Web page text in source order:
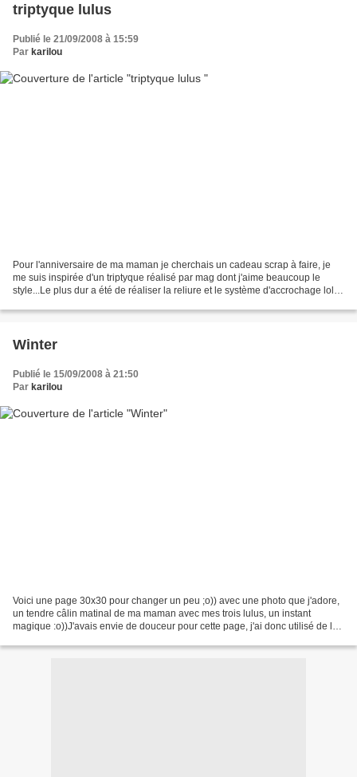
triptyque lulus
Publié le 21/09/2008 à 15:59
Par karilou
Pour l'anniversaire de ma maman je cherchais un cadeau scrap à faire, je
me suis inspirée d'un triptyque réalisé par mag dont j'aime beaucoup le
style...Le plus dur a été de réaliser la reliure et le système d'accrochage lol !
Winter
Publié le 15/09/2008 à 21:50
Par karilou
Voici une page 30x30 pour changer un peu ;o)) avec une photo que j'adore,
un tendre câlin matinal de ma maman avec mes trois lulus, un instant
magique :o))J'avais envie de douceur pour cette page, j'ai donc utilisé de la